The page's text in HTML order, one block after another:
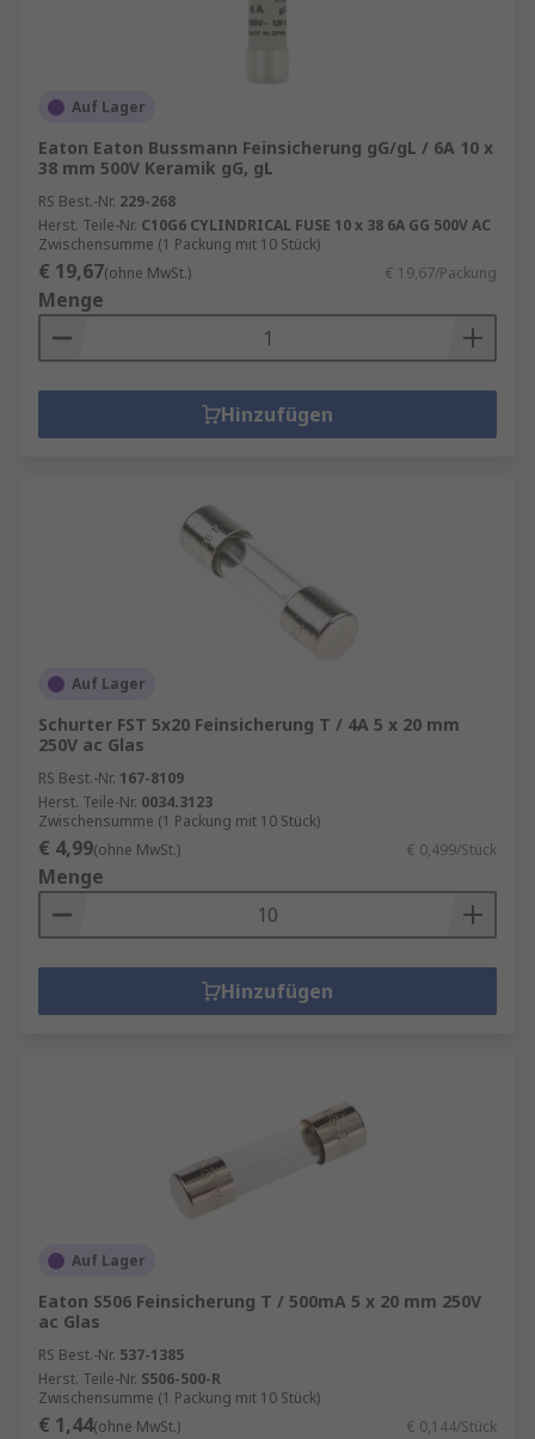
Auf Lager
Eaton Eaton Bussmann Feinsicherung gG/gL / 6A 10 x
38 mm 500V Keramik gG, gL
RS Best.-Nr. 229-268
Herst. Teile-Nr. C10G6 CYLINDRICAL FUSE 10 x 38 6A GG 500V AC
Zwischensumme (1 Packung mit 10 Stück)
€ 19,67(ohne MwSt.) € 19,67/Packung
Menge
Hinzufügen
Auf Lager
Schurter FST 5x20 Feinsicherung T / 4A 5 x 20 mm
250V ac Glas
RS Best.-Nr. 167-8109
Herst. Teile-Nr. 0034.3123
Zwischensumme (1 Packung mit 10 Stück)
€ 4,99(ohne MwSt.) € 0,499/Stück
Menge
Hinzufügen
Auf Lager
Eaton S506 Feinsicherung T / 500mA 5 x 20 mm 250V
ac Glas
RS Best.-Nr. 537-1385
Herst. Teile-Nr. S506-500-R
Zwischensumme (1 Packung mit 10 Stück)
€ 1,44(ohne MwSt.) € 0,144/Stück